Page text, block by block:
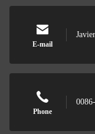
E-mail
Phone